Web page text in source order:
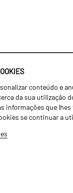
conteúdo e
da sua utilização
informações que
se continuar a
Gama